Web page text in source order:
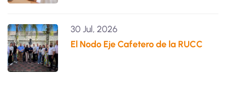
30 Jul, 2026
El Nodo Eje Cafetero de la RUCC